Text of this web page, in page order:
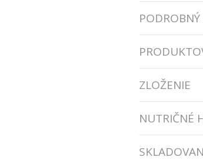
ZLOŽENIE
NUTRIČNÉ